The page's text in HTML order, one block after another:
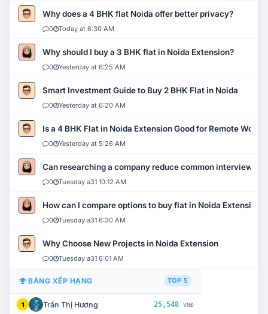
Why does a 4 BHK flat Noida offer better privacy?
0 Today at 6:30 AM
Why should I buy a 3 BHK flat in Noida Extension?
0 Yesterday at 6:25 AM
Smart Investment Guide to Buy 2 BHK Flat in Noida
0 Yesterday at 6:20 AM
Is a 4 BHK Flat in Noida Extension Good for Remote Work?
0 Yesterday at 5:26 AM
Can researching a company reduce common interview
0 Tuesday a31 10:12 AM
How can I compare options to buy flat in Noida Extension?
0 Tuesday a31 6:30 AM
Why Choose New Projects in Noida Extension
0 Tuesday a31 6:01 AM
BẢNG XẾP HẠNG TOP 5
1 Trần Thị Hương 25,548 VNĐ